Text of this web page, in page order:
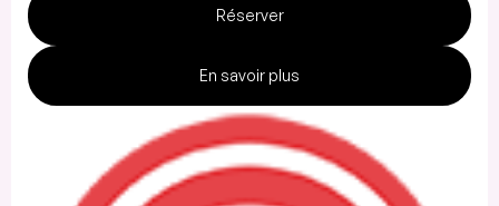
Réserver
En savoir plus